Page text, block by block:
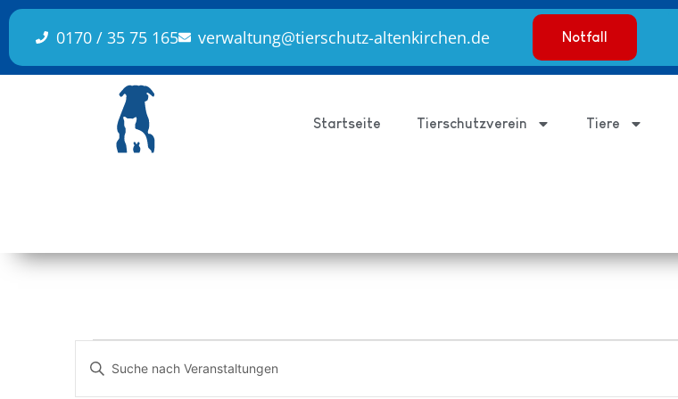
0170 / 35 75 165 verwaltung@tierschutz-altenkirchen.de Notfall
Startseite Tierschutzverein Tiere
Veranstaltungen
Suche
Bitte
Schlüsselwort